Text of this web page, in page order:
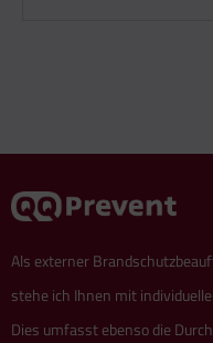
Als externer
stehe ich Ihnen mit
Dies umfasst ebenso die